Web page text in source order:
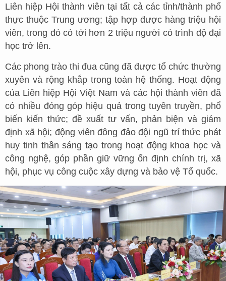
Liên hiệp Hội thành viên tại tất cả các tỉnh/thành phố
thực thuộc Trung ương; tập hợp được hàng triệu hội
viên, trong đó có tới hơn 2 triệu người có trình độ đại
học trở lên.
Các phong trào thi đua cũng đã được tổ chức thường
xuyên và rộng khắp trong toàn hệ thống. Hoạt động
của Liên hiệp Hội Việt Nam và các hội thành viên đã
có nhiều đóng góp hiệu quả trong tuyên truyền, phổ
biến kiến thức; đề xuất tư vấn, phản biện và giám
định xã hội; động viên đông đảo đội ngũ trí thức phát
huy tinh thần sáng tạo trong hoạt động khoa học và
công nghệ, góp phần giữ vững ổn định chính trị, xã
hội, phục vụ công cuộc xây dựng và bảo vệ Tổ quốc.